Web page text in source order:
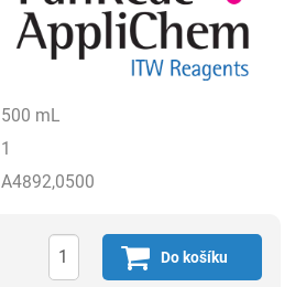
500 mL
1
A4892,0500
Do košíku